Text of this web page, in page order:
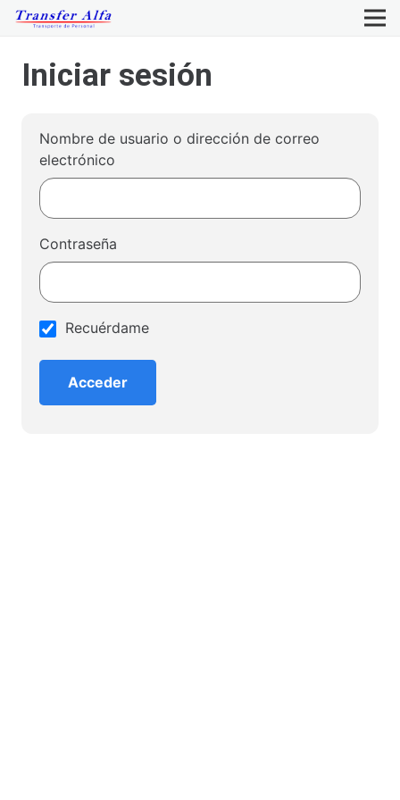
Iniciar sesión
Nombre de usuario o dirección de correo
electrónico
Contraseña
Recuérdame